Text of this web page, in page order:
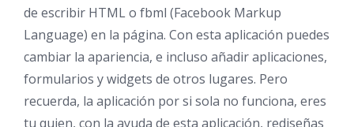
de escribir HTML o fbml (Facebook Markup
Language) en la página. Con esta aplicación puedes
cambiar la apariencia, e incluso añadir aplicaciones,
formularios y widgets de otros lugares. Pero
recuerda, la aplicación por si sola no funciona, eres
tu quien, con la ayuda de esta aplicación, rediseñas